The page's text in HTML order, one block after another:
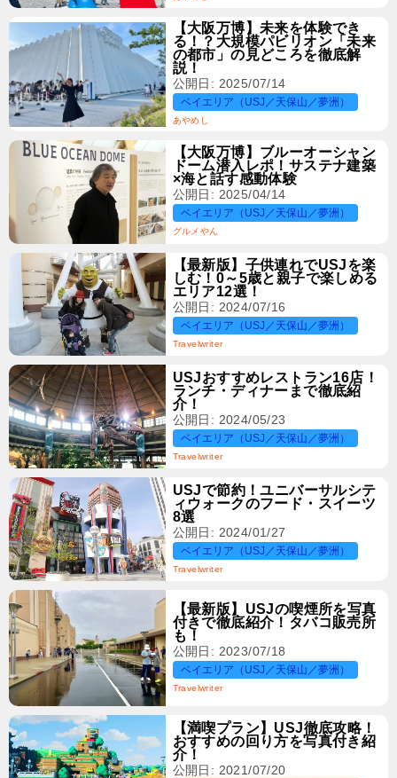
【大阪万博】未来を体験でき
る！？大規模パビリオン「未来
の都市」の見どころを徹底解
説！
公開日: 2025/07/14
ベイエリア（USJ／天保山／夢洲）
あやめし
【大阪万博】ブルーオーシャン
ドーム潜入レポ！サステナ建築
×海と話す感動体験
公開日: 2025/04/14
ベイエリア（USJ／天保山／夢洲）
グルメやん
【最新版】子供連れでUSJを楽
しむ！0～5歳と親子で楽しめる
エリア12選！
公開日: 2024/07/16
ベイエリア（USJ／天保山／夢洲）
Travelwriter
USJおすすめレストラン16店！
ランチ・ディナーまで徹底紹
介！
公開日: 2024/05/23
ベイエリア（USJ／天保山／夢洲）
Travelwriter
USJで節約！ユニバーサルシテ
ィウォークのフード・スイーツ
8選
公開日: 2024/01/27
ベイエリア（USJ／天保山／夢洲）
Travelwriter
【最新版】USJの喫煙所を写真
付きで徹底紹介！タバコ販売所
も！
公開日: 2023/07/18
ベイエリア（USJ／天保山／夢洲）
Travelwriter
【満喫プラン】USJ徹底攻略！
おすすめの回り方を写真付き紹
介！
公開日: 2021/07/20